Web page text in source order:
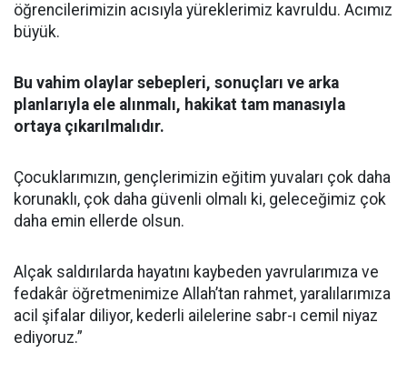
öğrencilerimizin acısıyla yüreklerimiz kavruldu. Acımız
büyük.
Bu vahim olaylar sebepleri, sonuçları ve arka
planlarıyla ele alınmalı, hakikat tam manasıyla
ortaya çıkarılmalıdır.
Çocuklarımızın, gençlerimizin eğitim yuvaları çok daha
korunaklı, çok daha güvenli olmalı ki, geleceğimiz çok
daha emin ellerde olsun.
Alçak saldırılarda hayatını kaybeden yavrularımıza ve
fedakâr öğretmenimize Allah’tan rahmet, yaralılarımıza
acil şifalar diliyor, kederli ailelerine sabr-ı cemil niyaz
ediyoruz.”